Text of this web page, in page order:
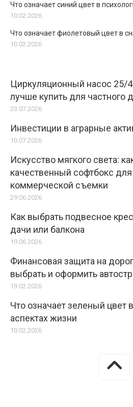
Что означает синий цвет в
10.02.2026
Что означает фиолетовый цвет в
10.02.2026
Циркуляционный насос 25/
лучше купить для частного
23.07.2026
Инвестиции в аграрные
10.07.2026
Искусство мягкого света:
качественный софтбокс
коммерческой съемки
29.06.2026
Как выбрать подвесное
дачи или балкона
19.06.2026
Финансовая защита на
выбрать и оформить
19.02.2026
Что означает зеленый цвет
аспектах жизни
10.02.2026